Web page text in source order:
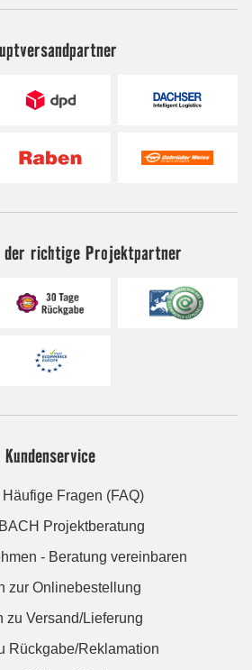
der richtige Projektpartner
Kundenservice
Häufige Fragen (FAQ)
Projektberatung
- Beratung vereinbaren
zur Onlinebestellung
zu Versand/Lieferung
Rückgabe/Reklamation